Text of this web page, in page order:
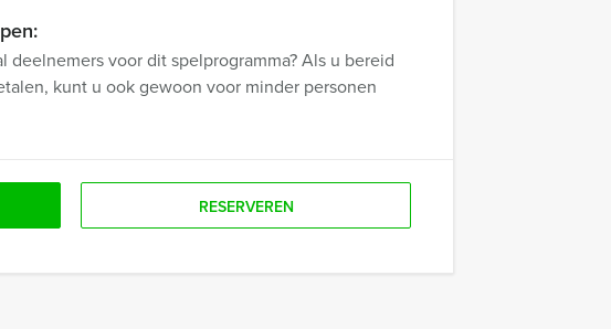
deelnemers voor dit spelprogramma? Als u bereid
kunt u ook gewoon voor minder personen
RESERVEREN